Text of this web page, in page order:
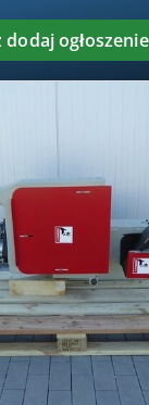
dodaj ogłoszenie